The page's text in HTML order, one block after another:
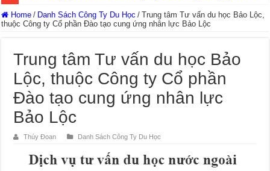
Home / Danh Sách Công Ty Du Học / Trung tâm Tư vấn du học Bảo Lộc,
thuộc Công ty Cổ phần Đào tạo cung ứng nhân lực Bảo Lộc
Trung tâm Tư vấn du học Bảo
Lộc, thuộc Công ty Cổ phần
Đào tạo cung ứng nhân lực
Bảo Lộc
Thúy Đoan Danh Sách Công Ty Du Học